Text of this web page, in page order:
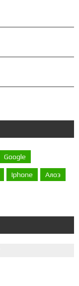
Google
Iphone Алоэ